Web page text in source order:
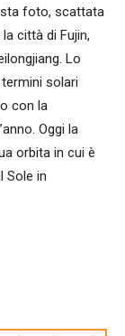
foto, scattata
città di Fujin,
Lo
solari
con la
Oggi la
orbita in cui è
Sole in